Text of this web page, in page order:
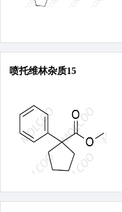
喷托维林杂质15